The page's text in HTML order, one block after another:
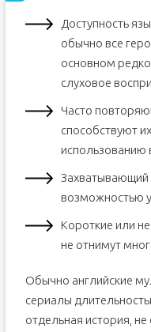
Доступность
обычно все
основном
слуховое
Часто
способствуют
использованию
Захватывающий
возможностью
Короткие или
не отнимут
Обычно английские
сериалы
отдельная история,